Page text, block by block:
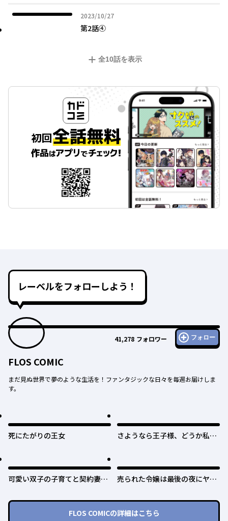
2023/10/27
2023年10月27日
第2話④
全10話を表示
レーベルをフォローしよう！
41,278 フォロワー フォロー
FLOS COMIC
まだ見ぬ世界で夢のような生活を！ファンタジックな日々を毎週お届けしま
す。
死にたがりの王女
さようなら王子様、どうか私の
可愛い双子の子育てと契約妻は
売られた令嬢は最後の夜にヤリ
ていると、迎えに来たのは激重
王子様でした〜
FLOS COMICの詳細はこちら